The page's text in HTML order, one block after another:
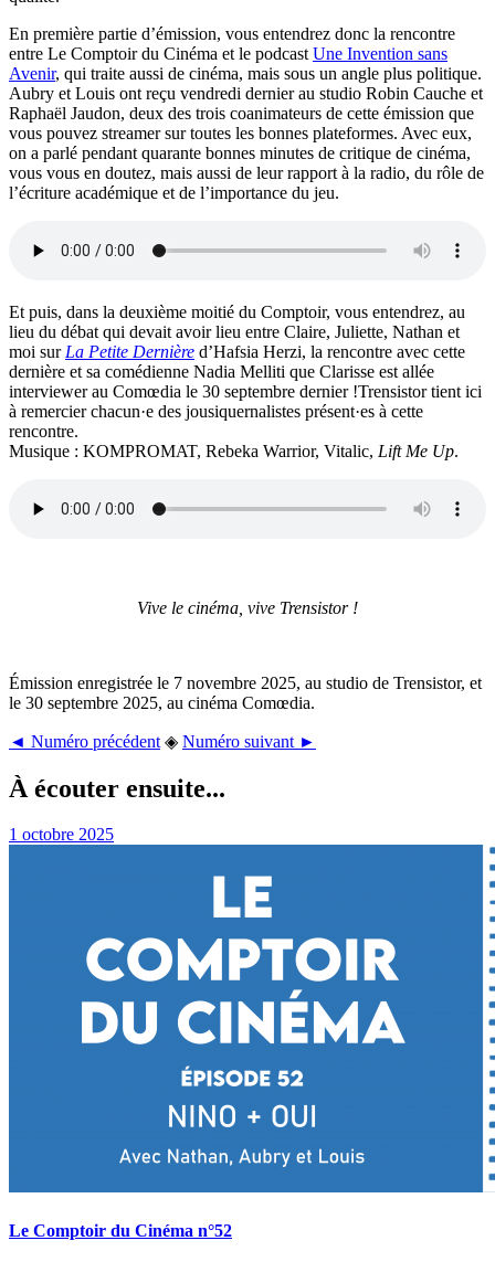
En première partie d’émission, vous entendrez donc la rencontre
entre Le Comptoir du Cinéma et le podcast Une Invention sans
Avenir, qui traite aussi de cinéma, mais sous un angle plus politique.
Aubry et Louis ont reçu vendredi dernier au studio Robin Cauche et
Raphaël Jaudon, deux des trois coanimateurs de cette émission que
vous pouvez streamer sur toutes les bonnes plateformes. Avec eux,
on a parlé pendant quarante bonnes minutes de critique de cinéma,
vous vous en doutez, mais aussi de leur rapport à la radio, du rôle de
l’écriture académique et de l’importance du jeu.
Et puis, dans la deuxième moitié du Comptoir, vous entendrez, au
lieu du débat qui devait avoir lieu entre Claire, Juliette, Nathan et
moi sur La Petite Dernière d’Hafsia Herzi, la rencontre avec cette
dernière et sa comédienne Nadia Melliti que Clarisse est allée
interviewer au Comœdia le 30 septembre dernier !Trensistor tient ici
à remercier chacun·e des jousiquernalistes présent·es à cette
rencontre.
Musique : KOMPROMAT, Rebeka Warrior, Vitalic, Lift Me Up.
Vive le cinéma, vive Trensistor !
Émission enregistrée le 7 novembre 2025, au studio de Trensistor, et
le 30 septembre 2025, au cinéma Comœdia.
◄ Numéro précédent ◈ Numéro suivant ►
À écouter ensuite...
1 octobre 2025
Le Comptoir du Cinéma n°52